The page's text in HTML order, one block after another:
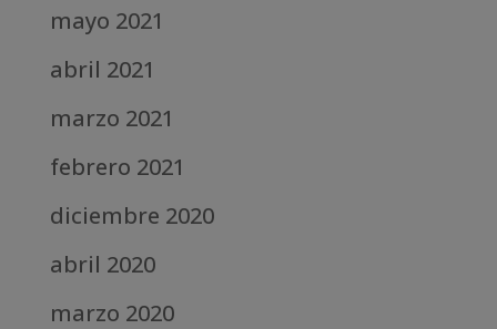
mayo 2021
abril 2021
marzo 2021
febrero 2021
diciembre 2020
abril 2020
marzo 2020